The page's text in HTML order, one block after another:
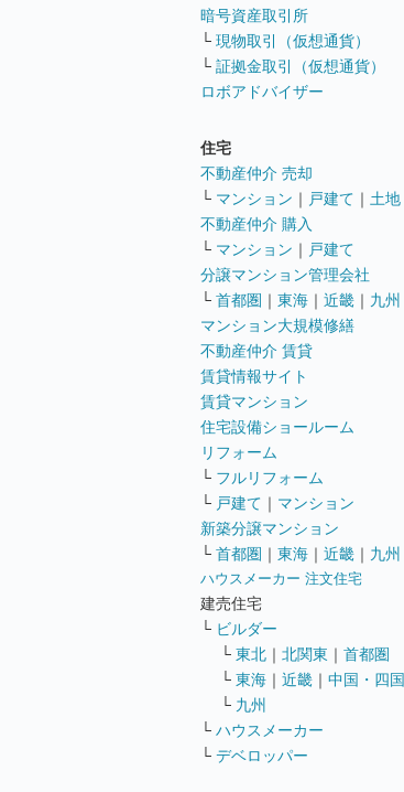
暗号資産取引所
└ 現物取引（仮想通貨）
└ 証拠金取引（仮想通貨）
ロボアドバイザー
住宅
不動産仲介 売却
└ マンション ｜ 戸建て ｜ 土地
不動産仲介 購入
└ マンション ｜ 戸建て
分譲マンション管理会社
└ 首都圏 ｜ 東海 ｜ 近畿 ｜ 九州
マンション大規模修繕
不動産仲介 賃貸
賃貸情報サイト
賃貸マンション
住宅設備ショールーム
リフォーム
└ フルリフォーム
└ 戸建て ｜ マンション
新築分譲マンション
└ 首都圏 ｜ 東海 ｜ 近畿 ｜ 九州
ハウスメーカー 注文住宅
建売住宅
└ ビルダー
└ 東北 ｜ 北関東 ｜ 首都圏
└ 東海 ｜ 近畿 ｜ 中国・四国
└ 九州
└ ハウスメーカー
└ デベロッパー